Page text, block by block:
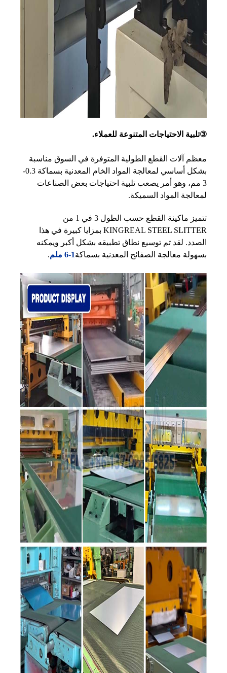
③تلبية الاحتياجات المتنوعة للعملاء.
معظم آلات القطع الطولية المتوفرة في السوق مناسبة
بشكل أساسي لمعالجة المواد الخام المعدنية بسماكة 0.3-
3 مم، وهو أمر يصعب تلبية احتياجات بعض الصناعات
لمعالجة المواد السميكة.
تتميز ماكينة القطع حسب الطول 3 في 1 من
KINGREAL STEEL SLITTER بمزايا كبيرة في هذا
الصدد. لقد تم توسيع نطاق تطبيقه بشكل أكبر ويمكنه
بسهولة معالجة الصفائح المعدنية بسماكة1-6 ملم .